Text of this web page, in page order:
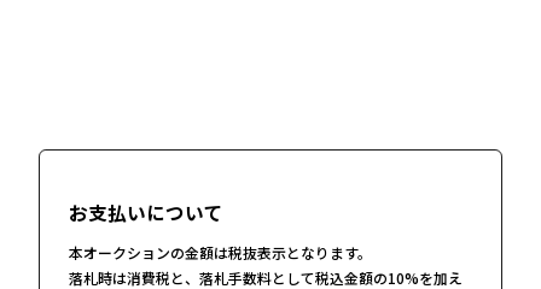
お支払いについて
本オークションの金額は税抜表示となります。
落札時は消費税と、落札手数料として税込金額の10%を加え